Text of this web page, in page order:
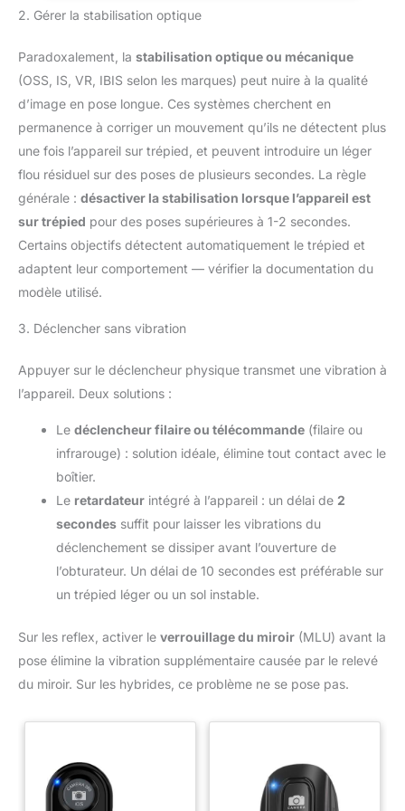
support de téléphone, une
transport réutilisable.
Contactez-nous pendant la
période de garantie pour
remplacer les pieds en
Samsung Galaxy S21 S22 S23
Ultra, Huawei et Xiaomi 📸
[Trépied Stable
avecTélécommande] Fabriqué à
haute qualité et de matériaux
stabilité et une stabilité
exceptionnelles sur tous les
types de terrains, aidant les
photographes ou les créateurs
photos ou des vidéos
époustouflantes. L'obturateur à
distance de poche inclus vous
permet de prendre des photos
s'étend jusqu'à 127 cm de haut. Remarque : Non recommandé
objectifs longs et de grands télescopes. Le poids total de
2. Gérer la stabilisation optique
Paradoxalement, la stabilisation optique ou mécanique
(OSS, IS, VR, IBIS selon les marques) peut nuire à la qualité
d’image en pose longue. Ces systèmes cherchent en
permanence à corriger un mouvement qu’ils ne détectent plus
une fois l’appareil sur trépied, et peuvent introduire un léger
flou résiduel sur des poses de plusieurs secondes. La règle
générale : désactiver la stabilisation lorsque l’appareil est
sur trépied pour des poses supérieures à 1-2 secondes.
Certains objectifs détectent automatiquement le trépied et
adaptent leur comportement — vérifier la documentation du
modèle utilisé.
3. Déclencher sans vibration
Appuyer sur le déclencheur physique transmet une vibration à
l’appareil. Deux solutions :
Le déclencheur filaire ou télécommande (filaire ou
infrarouge) : solution idéale, élimine tout contact avec le
boîtier.
Le retardateur intégré à l’appareil : un délai de 2
secondes suffit pour laisser les vibrations du
déclenchement se dissiper avant l’ouverture de
l’obturateur. Un délai de 10 secondes est préférable sur
un trépied léger ou un sol instable.
Sur les reflex, activer le verrouillage du miroir (MLU) avant la
pose élimine la vibration supplémentaire causée par le relevé
du miroir. Sur les hybrides, ce problème ne se pose pas.